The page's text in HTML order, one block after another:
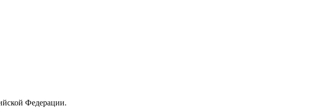
Федерации.